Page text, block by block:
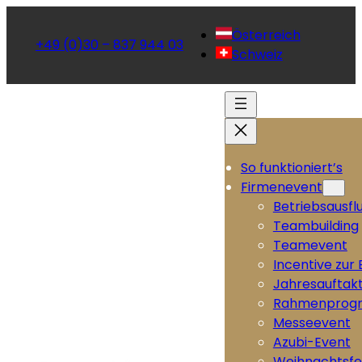
+49 (0)30 – 837 944 03
Österreich
Schweiz
So funktioniert’s
Firmenevent
Teambuilding
Teamevent
Incentive zur
Messeevent
Azubi-Event